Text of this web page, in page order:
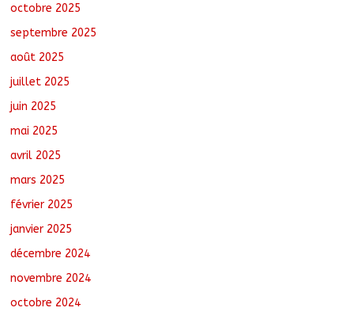
octobre 2025
septembre 2025
août 2025
juillet 2025
juin 2025
mai 2025
avril 2025
mars 2025
février 2025
janvier 2025
décembre 2024
novembre 2024
octobre 2024